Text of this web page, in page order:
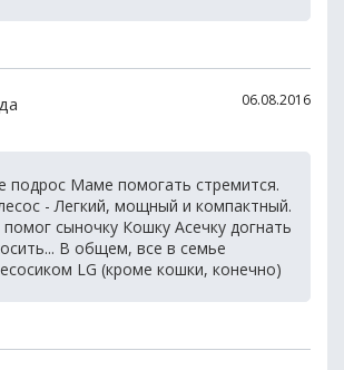
06.08.2016
подрос Маме помогать стремится.
- Легкий, мощный и компактный.
сыночку Кошку Асечку догнать
В общем, все в семье
LG (кроме кошки, конечно)